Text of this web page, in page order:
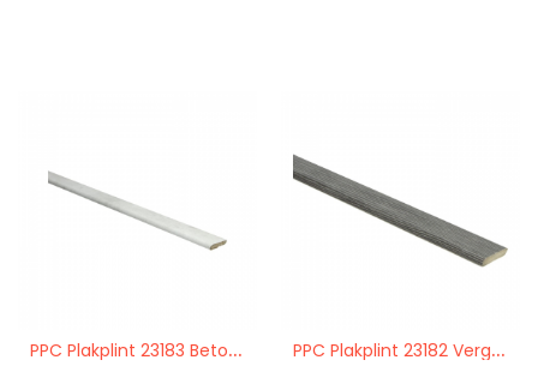
P
PC Plakplint 23183 Beton licht P
PC Plakplint 23182 Vergrijsd grenen